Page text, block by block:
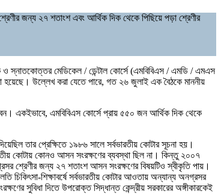
জন্য ২৭ শতাংশ এবং আর্থিক দিক থেকে পিছিয়ে পড়া শ্রেণীর
ও স্নাতকোত্তর মেডিকেল / ডেন্টাল কোর্সে (এমবিবিএস / এমডি / এমএস
উল্লেখ করা যেতে পারে, গত ২৬ জুলাই এক বৈঠকে মাননীয়
একইভাবে, এমবিবিএস কোর্সে প্রায় ৫৫০ জন আর্থিক দিক থেকে
তার প্রেক্ষিতে ১৯৮৬ সালে সর্বভারতীয় কোটার সূচনা হয়।
কোটায় কোনও আসন সংরক্ষণের ব্যবস্থা ছিল না। কিন্তু ২০০৭
শ্রেণীর জন্য ২৭ শতাংশ আসন সংরক্ষণের বিষয়টিও স্বীকৃতি পায়।
চিকিৎসা-শিক্ষাবর্ষে সর্বভারতীয় কোটার আওতায় অন্যান্য অনগ্রসর
সুবিধা দিতে উপরোক্ত সিদ্ধান্ত কেন্দ্রীয় সরকারের অঙ্গীকারকেই